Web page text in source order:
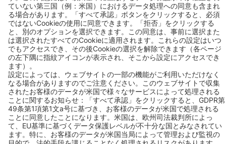
Address:
ベコテクノロジーズ株式会社
〒210-0855神奈川県川崎市川崎区南渡田町1-1京浜THINKビル8F
お問い合わせ
Follow us